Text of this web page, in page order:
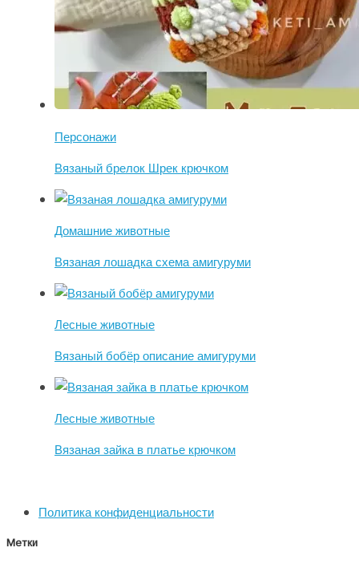
Персонажи
Вязаный брелок Шрек крючком
Домашние животные
Вязаная лошадка схема амигуруми
Лесные животные
Вязаный бобёр описание амигуруми
Лесные животные
Вязаная зайка в платье крючком
Политика конфиденциальности
Метки